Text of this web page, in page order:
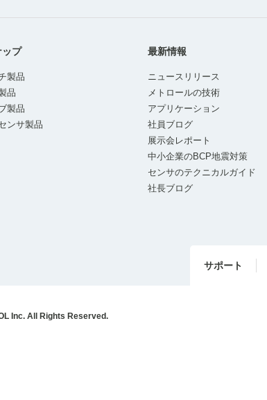
プ
製品
品
製品
ンサ製品
最新情報
ニュースリリース
メトロールの技術
アプリケーション
社員ブログ
展示会レポート
中小企業のBCP地震対策
センサのテクニカルガイド
社長ブログ
サポート
Inc. All Rights Reserved.